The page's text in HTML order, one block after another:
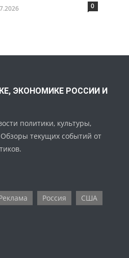
0
ЭКОНОМИКЕ РОССИИ И
политики, культуры,
текущих событий от
Россия
США